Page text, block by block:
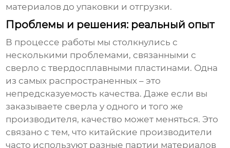
материалов до упаковки и отгрузки.
Проблемы и решения: реальный опыт
В процессе работы мы столкнулись с
несколькими проблемами, связанными с
сверло с твердосплавными пластинами. Одна
из самых распространенных – это
непредсказуемость качества. Даже если вы
заказываете сверла у одного и того же
производителя, качество может меняться. Это
связано с тем, что китайские производители
часто используют разные партии материалов